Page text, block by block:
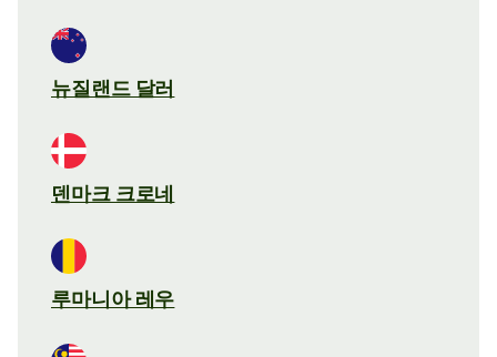
뉴질랜드 달러
덴마크 크로네
루마니아 레우